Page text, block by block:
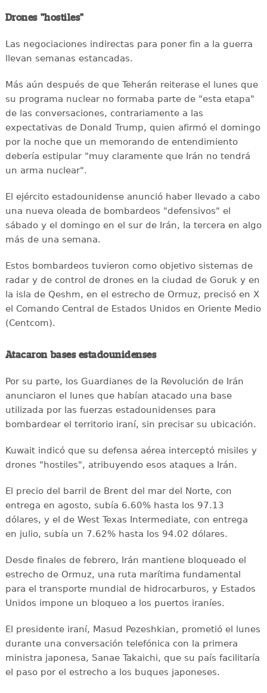
Drones "hostiles"
Las negociaciones indirectas para poner fin a la guerra
llevan semanas estancadas.
Más aún después de que Teherán reiterase el lunes que
su programa nuclear no formaba parte de "esta etapa"
de las conversaciones, contrariamente a las
expectativas de Donald Trump, quien afirmó el domingo
por la noche que un memorando de entendimiento
debería estipular "muy claramente que Irán no tendrá
un arma nuclear".
El ejército estadounidense anunció haber llevado a cabo
una nueva oleada de bombardeos "defensivos" el
sábado y el domingo en el sur de Irán, la tercera en algo
más de una semana.
Estos bombardeos tuvieron como objetivo sistemas de
radar y de control de drones en la ciudad de Goruk y en
la isla de Qeshm, en el estrecho de Ormuz, precisó en X
el Comando Central de Estados Unidos en Oriente Medio
(Centcom).
Atacaron bases estadounidenses
Por su parte, los Guardianes de la Revolución de Irán
anunciaron el lunes que habían atacado una base
utilizada por las fuerzas estadounidenses para
bombardear el territorio iraní, sin precisar su ubicación.
Kuwait indicó que su defensa aérea interceptó misiles y
drones "hostiles", atribuyendo esos ataques a Irán.
El precio del barril de Brent del mar del Norte, con
entrega en agosto, subía 6.60% hasta los 97.13
dólares, y el de West Texas Intermediate, con entrega
en julio, subía un 7.62% hasta los 94.02 dólares.
Desde finales de febrero, Irán mantiene bloqueado el
estrecho de Ormuz, una ruta marítima fundamental
para el transporte mundial de hidrocarburos, y Estados
Unidos impone un bloqueo a los puertos iraníes.
El presidente iraní, Masud Pezeshkian, prometió el lunes
durante una conversación telefónica con la primera
ministra japonesa, Sanae Takaichi, que su país facilitaría
el paso por el estrecho a los buques japoneses.